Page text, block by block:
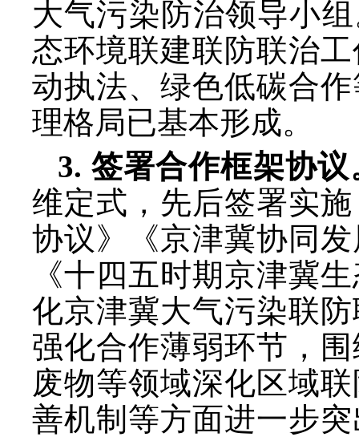
大气污染防治领导小
态环境联建联防联治
动执法、绿色低碳合
理格局已基本形成。
3. 签署合作框架协议
维定式，先后签署实
协议》《京津冀协同
《十四五时期京津冀
化京津冀大气污染联
强化合作薄弱环节，
废物等领域深化区域
善机制等方面进一步